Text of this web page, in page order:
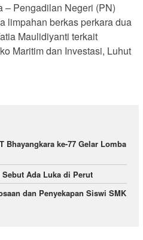
– Pengadilan Negeri (PN)
limpahan berkas perkara dua
Maulidiyanti terkait
Maritim dan Investasi, Luhut
Bhayangkara ke-77 Gelar Lomba
Ada Luka di Perut
dan Penyekapan Siswi SMK